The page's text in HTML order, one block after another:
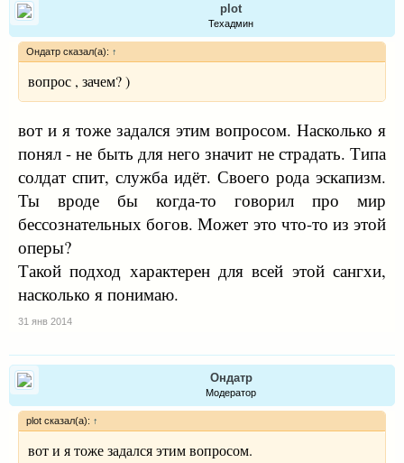
plot
Техадмин
Ондатр сказал(а): ↑
вопрос , зачем? )
вот и я тоже задался этим вопросом. Насколько я
понял - не быть для него значит не страдать. Типа
солдат спит, служба идёт. Своего рода эскапизм.
Ты вроде бы когда-то говорил про мир
бессознательных богов. Может это что-то из этой
оперы?
Такой подход характерен для всей этой сангхи,
насколько я понимаю.
31 янв 2014
Ондатр
Модератор
plot сказал(а): ↑
вот и я тоже задался этим вопросом.